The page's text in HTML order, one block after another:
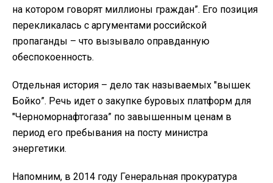
на котором говорят миллионы граждан”. Его позиция
перекликалась с аргументами российской
пропаганды – что вызывало оправданную
обеспокоенность.
Отдельная история – дело так называемых "вышек
Бойко”. Речь идет о закупке буровых платформ для
"Черноморнафтогаза” по завышенным ценам в
период его пребывания на посту министра
энергетики.
Напомним, в 2014 году Генеральная прокуратура